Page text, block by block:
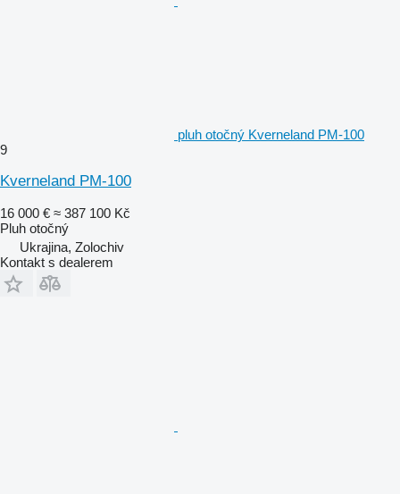
pluh otočný Kverneland PM-100
9
Kverneland PM-100
16 000 € ≈ 387 100 Kč
Pluh otočný
Ukrajina, Zolochiv
Kontakt s dealerem